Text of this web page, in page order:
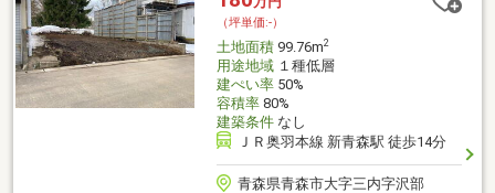
（坪単価:-）
土地面積99.76m2
用途地域１種低層
建ぺい率50%
容積率80%
建築条件なし
ＪＲ奥羽本線 新青森駅 徒歩14分
青森県青森市大字三内字沢部